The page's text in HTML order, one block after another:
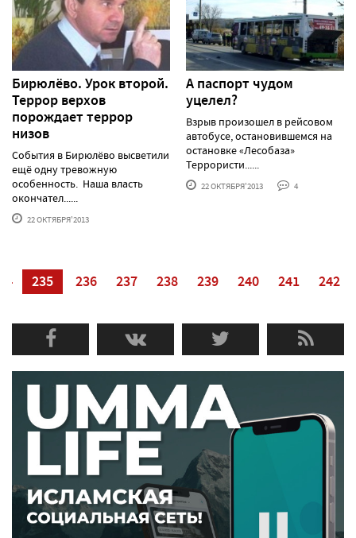
Бирюлёво. Урок второй.
Террор верхов
порождает террор
низов
События в Бирюлёво высветили
ещё одну тревожную
особенность. Наша власть
окончател......
22 ОКТЯБРЯ'2013
А паспорт чудом
уцелел?
Взрыв произошел в рейсовом
автобусе, остановившемся на
остановке «Лесобаза»
Террористи......
22 ОКТЯБРЯ'2013 4
235 236 237 238 239 240 241 242